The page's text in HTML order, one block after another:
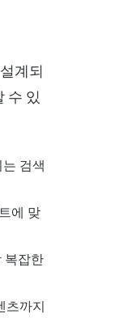
계되
수 있
검색
에 맞
복잡한
츠까지